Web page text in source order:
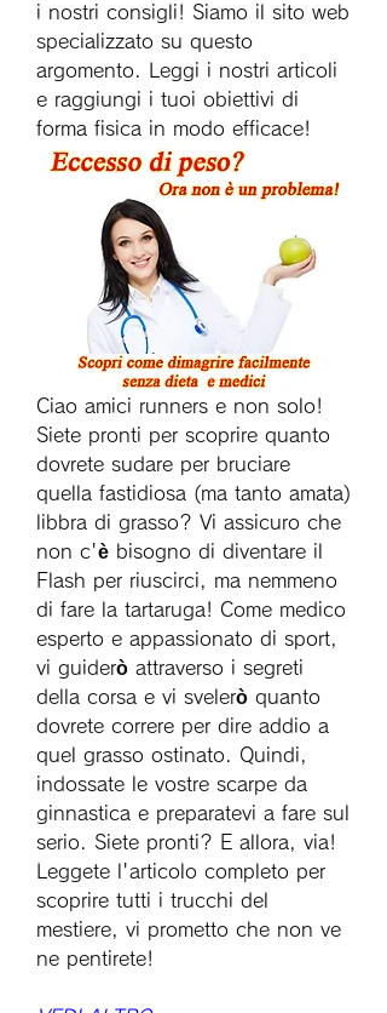
i nostri consigli! Siamo il sito web
specializzato su questo
argomento. Leggi i nostri articoli
e raggiungi i tuoi obiettivi di
forma fisica in modo efficace!
Ciao amici runners e non solo!
Siete pronti per scoprire quanto
dovrete sudare per bruciare
quella fastidiosa (ma tanto amata)
libbra di grasso? Vi assicuro che
non c'è bisogno di diventare il
Flash per riuscirci, ma nemmeno
di fare la tartaruga! Come medico
esperto e appassionato di sport,
vi guiderò attraverso i segreti
della corsa e vi svelerò quanto
dovrete correre per dire addio a
quel grasso ostinato. Quindi,
indossate le vostre scarpe da
ginnastica e preparatevi a fare sul
serio. Siete pronti? E allora, via!
Leggete l'articolo completo per
scoprire tutti i trucchi del
mestiere, vi prometto che non ve
ne pentirete!